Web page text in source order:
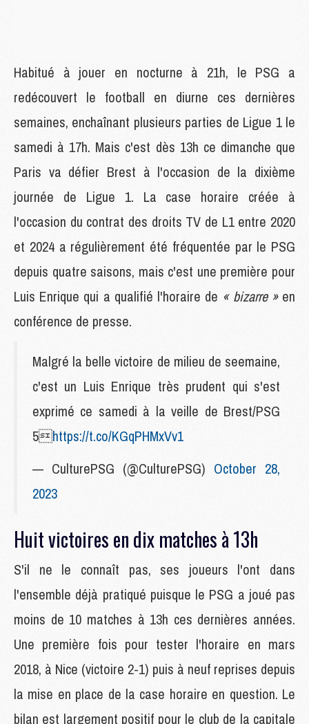
Habitué à jouer en nocturne à 21h, le PSG a
redécouvert le football en diurne ces dernières
semaines, enchaînant plusieurs parties de Ligue 1 le
samedi à 17h. Mais c'est dès 13h ce dimanche que
Paris va défier Brest à l'occasion de la dixième
journée de Ligue 1. La case horaire créée à
l'occasion du contrat des droits TV de L1 entre 2020
et 2024 a régulièrement été fréquentée par le PSG
depuis quatre saisons, mais c'est une première pour
Luis Enrique qui a qualifié l'horaire de « bizarre » en
conférence de presse.
Malgré la belle victoire de milieu de seemaine,
c'est un Luis Enrique très prudent qui s'est
exprimé ce samedi à la veille de Brest/PSG
5https://t.co/KGqPHMxVv1
— CulturePSG (@CulturePSG) October 28,
2023
Huit victoires en dix matches à 13h
S'il ne le connaît pas, ses joueurs l'ont dans
l'ensemble déjà pratiqué puisque le PSG a joué pas
moins de 10 matches à 13h ces dernières années.
Une première fois pour tester l'horaire en mars
2018, à Nice (victoire 2-1) puis à neuf reprises depuis
la mise en place de la case horaire en question. Le
bilan est largement positif pour le club de la capitale